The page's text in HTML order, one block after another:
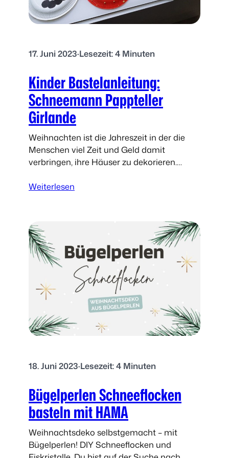
t
e
e
n
s
e
l
n
m
i
t
E
i
s
e
:
X
W
t
-
W
a
n
d
17. Juni 2023·Lesezeit: 4 Minuten
Kinder Bastelanleitung:
Schneemann Pappteller
Girlande
Weihnachten ist die Jahreszeit in der die
Menschen viel Zeit und Geld damit
verbringen, ihre Häuser zu dekorieren.
einfachen Idee suchst, dein Zuhause
Weiterlesen
e
r
B
a
s
e
l
i
t
u
n
g
18. Juni 2023·Lesezeit: 4 Minuten
Bügelperlen Schneeflocken
basteln mit HAMA
Weihnachtsdeko selbstgemacht – mit
Bügelperlen! DIY Schneeflocken und